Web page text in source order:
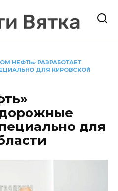
НЕФТЬ» РАЗРАБОТАЕТ
ДЛЯ КИРОВСКОЙ
дорожные
для